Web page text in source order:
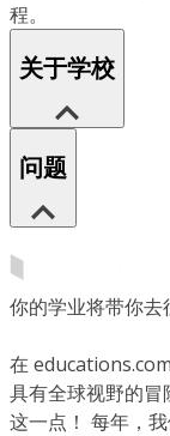
程。
关于学校
问题
你的学业将带你去
在
具有全球视野的
这一点！ 每年，